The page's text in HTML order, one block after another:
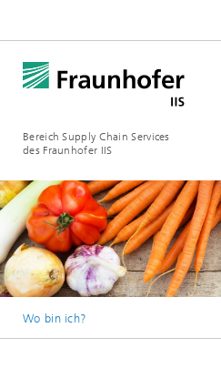
Bereich Supply Chain Services
des Fraunhofer IIS
Wo bin ich?